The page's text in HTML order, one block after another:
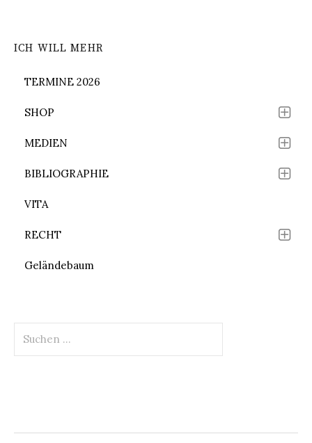
ICH WILL MEHR
TERMINE 2026
SHOP
MEDIEN
BIBLIOGRAPHIE
VITA
RECHT
Geländebaum
nach: